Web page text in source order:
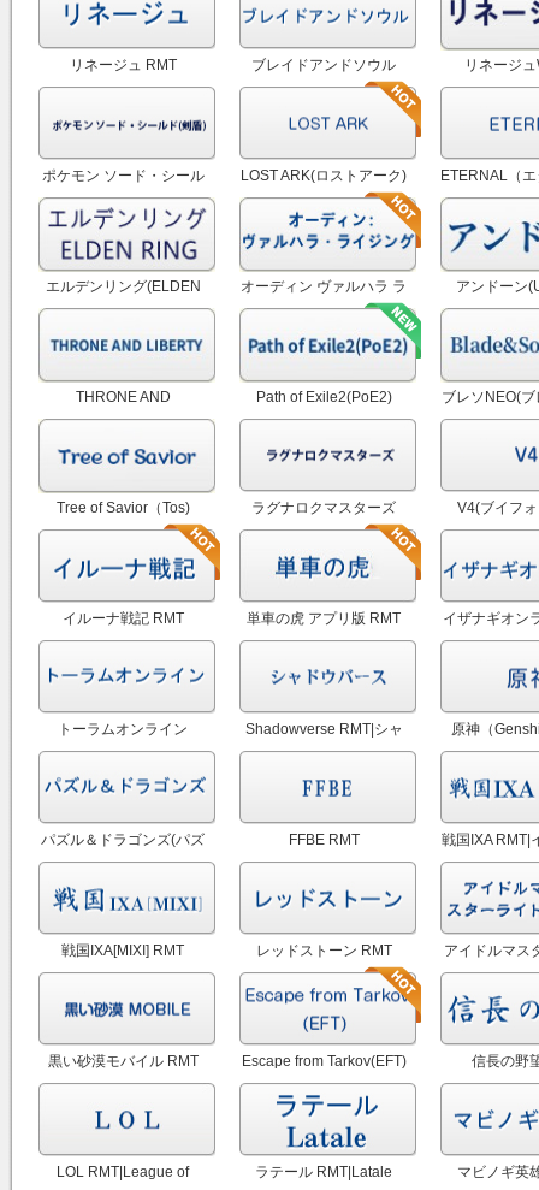
RMT
リネージュ RMT
ブレイドアンドソウル
リネージ
ポケモン ソード・シール
ド(剣盾) RMT
LOST ARK(ロストアーク)
ETERNAL（
エルデンリング(ELDEN
オーディン ヴァルハラ ラ
アンドーン
THRONE AND
LIBERTY(スローン・アン
ド・リバティ) RMT
Path of Exile2(PoE2)
ブレソNEO(
Tree of Savior（Tos)
RMT|ツリーオブセイヴァ
ー RMT
ラグナロクマスターズ
（ラグマス） RMT
V4(ブイフ
イルーナ戦記 RMT 単車の虎 アプリ版 RMT イザナギオン
トーラムオンライン
Shadowverse RMT|シャ
RMT
原神（
パズル＆ドラゴンズ(パズ
FFBE RMT 戦国IXA RMT|
戦国IXA[MIXI] RMT レッドストーン RMT
アイドルマス
黒い砂漠モバイル RMT
Escape from Tarkov(EFT)
信長の野
LOL RMT|League of
ラテール RMT|Latale
マビノギ英